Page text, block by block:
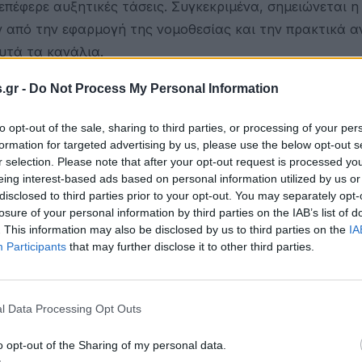
- Do Not Process My Personal Information
opt-out of the sale, sharing to third parties, or processing of your
for targeted advertising by us, please use the below opt-out
selection. Please note that after your opt-out request is processed
interest-based ads based on personal information utilized by us
to third parties prior to your opt-out. You may separately
of your personal information by third parties on the IAB’s list of
This information may also be disclosed by us to third parties on the
Participants that may further disclose it to other third parties.
Data Processing Opt Outs
opt-out of the Sharing of my personal data.
αυξητικές τάσεις. Συγκεκριμένα, σημειώνεται η
την εφαρμογή της νομοθεσίας και την πρακτικά
τα κανάλια.
αλλά με διαφοροποιήσεις ανάλογα με τον κλάδο
στο λιανεμπόριο τροφίμων (π.χ. αρτοποιία,
καταστημάτων, αλλά με πλημμελή εφαρμογή κυρίως σε
κατάργηση και αντικατάσταση της πλαστικής
εφαρμογή του μέτρου καταγράφεται στον κλάδο
πλαστικής σακούλας στο κανάλια του
νομοθεσία εξαιρεί από την επιβολή
ότι το κανάλι του σούπερ μάρκετ
και ακόμα λιγότερο από το σύνολο του